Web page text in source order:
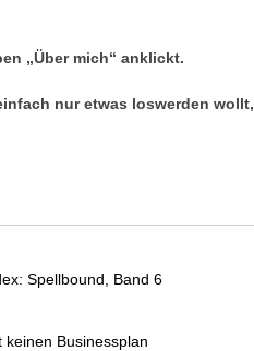
„Über mich“ anklickt.
nur etwas loswerden
Spellbound, Band 6
keinen Businessplan